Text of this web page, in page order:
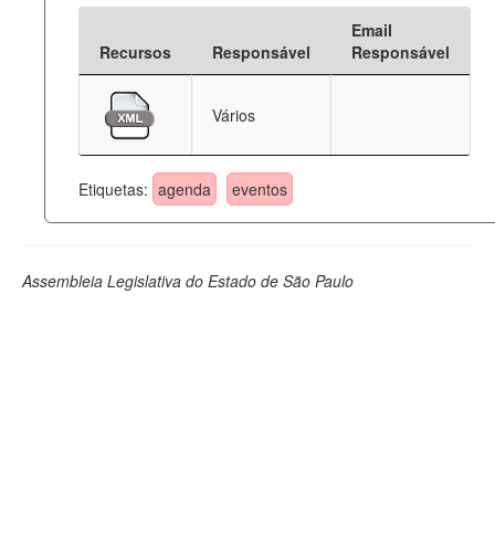
Deputados Estaduais
Administração
Legislação
Recursos Responsável
Email
Responsável
Vários
Etiquetas: agenda eventos
Assembleia Legislativa do Estado de São Paulo